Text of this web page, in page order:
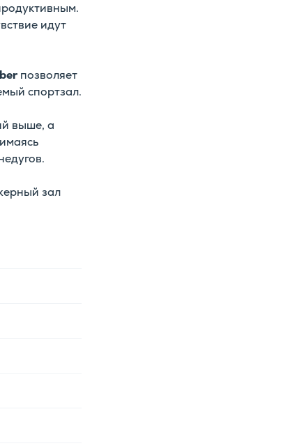
идут
позволяет
спортзал.
выше, а
зал